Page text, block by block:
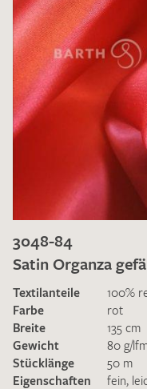
3048-84
Satin Organza
Textilanteile
100%
Farbe
rot
Breite
135 cm
Gewicht
80 g/
Stücklänge
50 m
Eigenschaften
fein,